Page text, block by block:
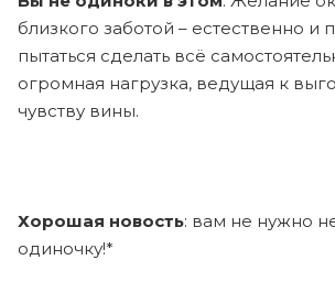
близкого заботой – естественно и
пытаться сделать всё
огромная нагрузка, ведущая к
чувству вины.
Хорошая новость: вам не нужно
одиночку!*